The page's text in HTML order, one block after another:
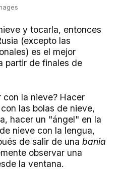
y tocarla, entonces
(excepto las
es el mejor
partir de finales de
con la nieve? Hacer
las bolas de nieve,
hacer un "ángel" en la
nieve con la lengua,
de salir de una bania
observar una
la ventana.